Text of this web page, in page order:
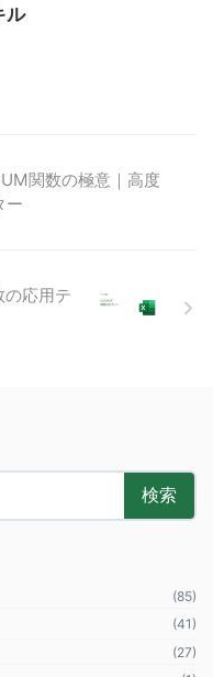
ル
関数の極意｜高度
ー
の応用テ
検索
(85)
(41)
(27)